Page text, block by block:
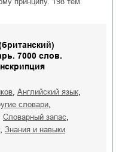
7000 слов.
английский язык
словари
словарный запас
знания и навыки